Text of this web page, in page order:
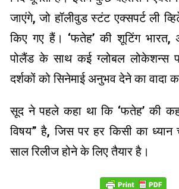
जाएंगे, जो हॉलीवुड स्टंट एक्सपर्ट ली
किए गए हैं। ‘फतेह’ की शूटिंग
पोलैंड के साथ कई ग्लोबल लोकेशन्स
दर्शकों को सिनेमाई अनुभव देने का वादा
सूद ने पहले कहा था कि ‘फतेह’ की
विषय” है, जिस पर हर किसी का ध्यान
साल रिलीज होने के लिए तैयार है।